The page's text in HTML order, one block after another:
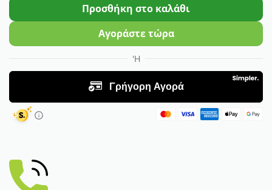
Προσθήκη στο καλάθι
Αγοράστε τώρα